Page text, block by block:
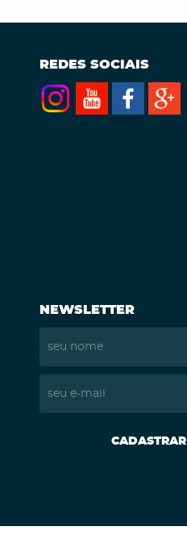
REDES SOCIAIS
NEWSLETTER
CADASTRAR